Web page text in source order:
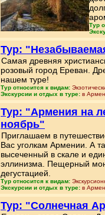
Тур
Тур:
Самая древняя
розовый город Ереван.
нашем туре!
Тур относится к видам:
Экскурсии и отдых в туре: в
Тур: "Армения на
ноябрь"
Приглашаем в
Вас уголкам Армении. А
высеченный в скале и
эллинизма. Пещерный
дегустацией.
Тур относится к видам:
Экскурсии и отдых в туре: в
Тур: "Солнечная